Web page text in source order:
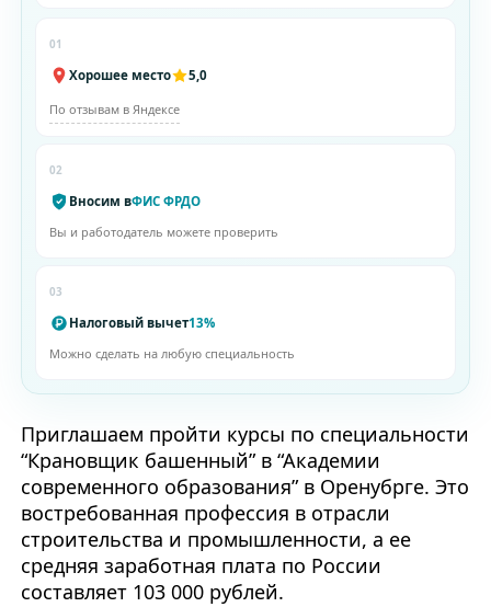
01
Хорошее место 5,0
По отзывам в Яндексе
02
Вносим вФИС ФРДО
Вы и работодатель можете проверить
03
Налоговый вычет13%
Можно сделать на любую специальность
Приглашаем пройти курсы по специальности
“Крановщик башенный” в “Академии
современного образования” в Оренубрге. Это
востребованная профессия в отрасли
строительства и промышленности, а ее
средняя заработная плата по России
составляет 103 000 рублей.